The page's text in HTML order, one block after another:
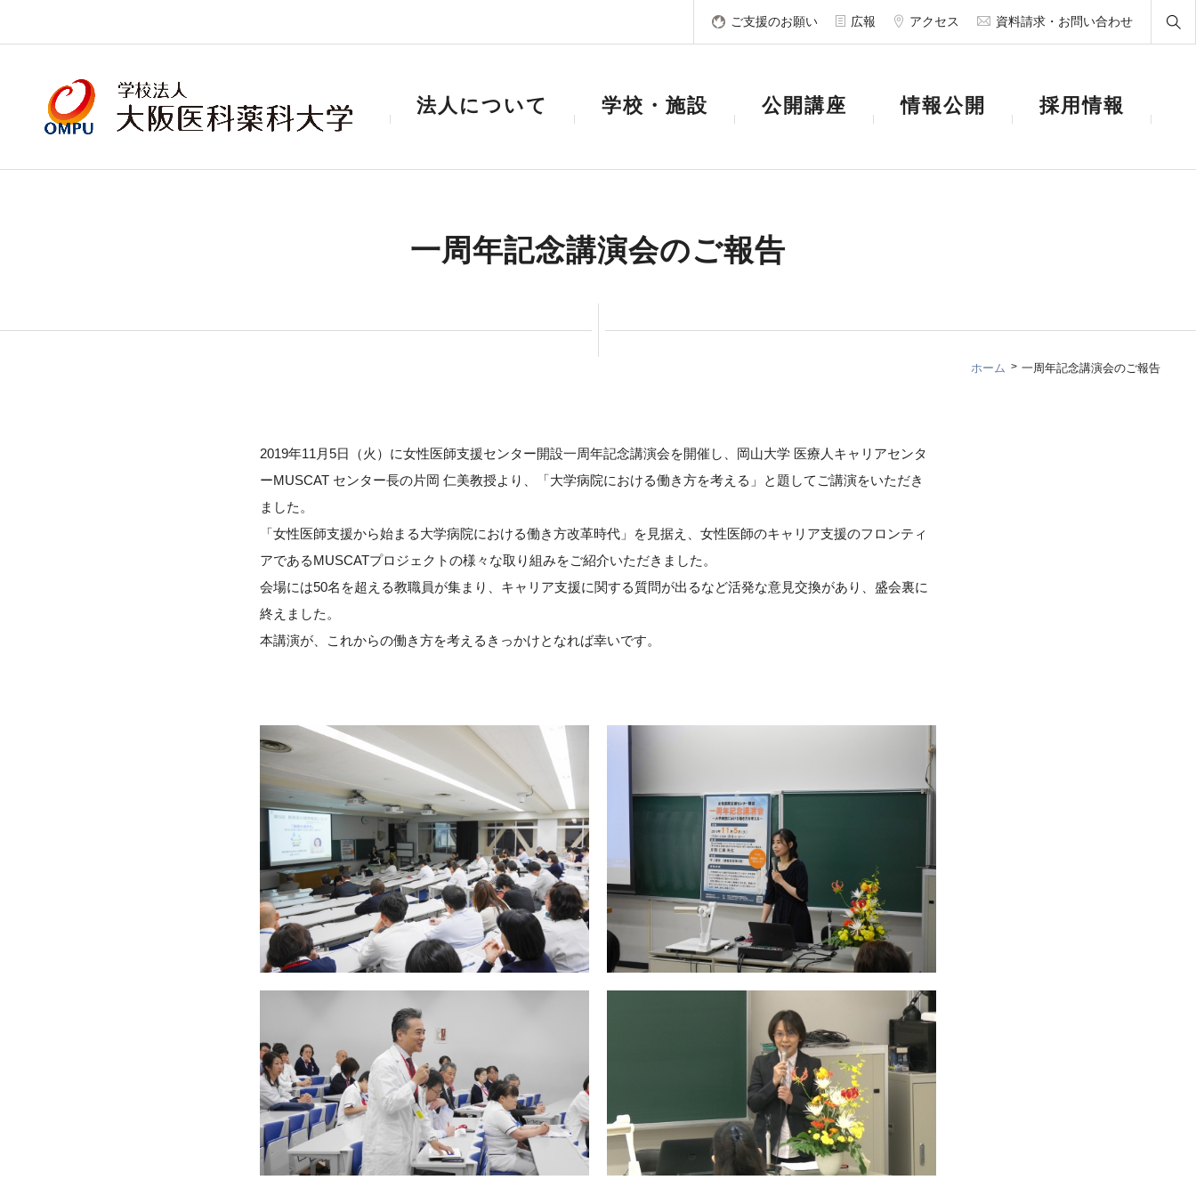
ご支援のお願い 広報 アクセス 資料請求・お問い合わせ
法人について 学校・施設 公開講座 情報公開 採用情報
一周年記念講演会のご報告
ホーム 一周年記念講演会のご報告
2019年11月5日（火）に女性医師支援センター開設一周年記念講演会を開催し、岡山大学 医療人キャリアセンタ
ーMUSCAT センター長の片岡 仁美教授より、「大学病院における働き方を考える」と題してご講演をいただき
ました。
「女性医師支援から始まる大学病院における働き方改革時代」を見据え、女性医師のキャリア支援のフロンティ
アであるMUSCATプロジェクトの様々な取り組みをご紹介いただきました。
会場には50名を超える教職員が集まり、キャリア支援に関する質問が出るなど活発な意見交換があり、盛会裏に
終えました。
本講演が、これからの働き方を考えるきっかけとなれば幸いです。